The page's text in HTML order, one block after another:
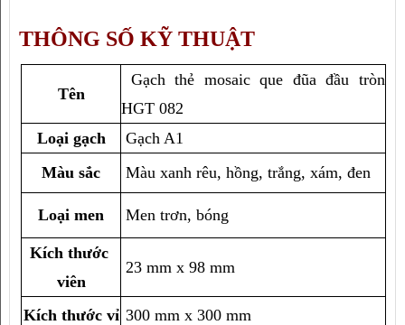
THÔNG SỐ KỸ THUẬT
Tên
HGT 082
Loại gạch
Gạch A1
Màu sắc
Màu xanh rêu, hồng, trắng, xám, đen
Loại men Men trơn, bóng
Kích thước
viên
23 mm x 98 mm
Kích thước vỉ 300 mm x 300 mm